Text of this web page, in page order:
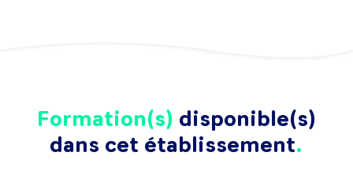
Formation(s) disponible(s)
dans cet établissement